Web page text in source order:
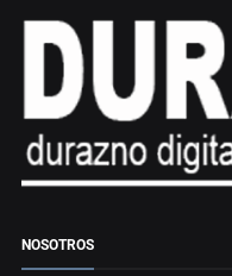
NOSOTROS